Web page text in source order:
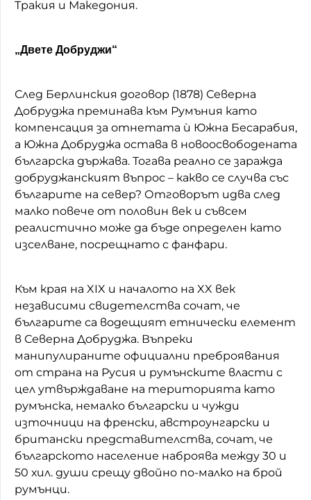
Тракия и Македония.
„Двете Добруджи“
След Берлинския договор (1878) Северна
Добруджа преминава към Румъния като
компенсация за отнетата ѝ Южна Бесарабия,
а Южна Добруджа остава в новоосвободената
българска държава. Тогава реално се заражда
добруджанският въпрос – какво се случва със
българите на север? Отговорът идва след
малко повече от половин век и съвсем
реалистично може да бъде определен като
изселване, посрещнато с фанфари.
Към края на XIX и началото на XX век
независими свидетелства сочат, че
българите са водещият етнически елемент
в Северна Добруджа. Въпреки
манипулираните официални преброявания
от страна на Русия и румънските власти с
цел утвърждаване на територията като
румънска, немалко български и чужди
източници на френски, австроунгарски и
британски представителства, сочат, че
българското население наброява между 30 и
50 хил. души срещу двойно по-малко на брой
румънци.